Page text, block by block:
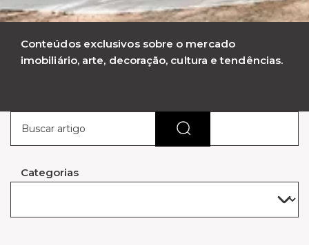
Conteúdos exclusivos sobre o mercado
imobiliário, arte, decoração, cultura e tendências.
Categorias